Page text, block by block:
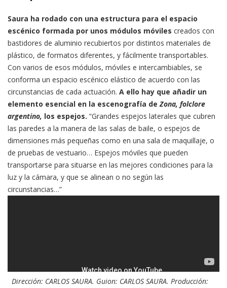
Saura ha rodado con una estructura para el espacio
escénico formada por unos módulos móviles creados con
bastidores de aluminio recubiertos por distintos materiales de
plástico, de formatos diferentes, y fácilmente transportables.
Con varios de esos módulos, móviles e intercambiables, se
conforma un espacio escénico elástico de acuerdo con las
circunstancias de cada actuación. A ello hay que añadir un
elemento esencial en la escenografía deZona, folclore
argentino, los espejos. “Grandes espejos laterales que cubren
las paredes a la manera de las salas de baile, o espejos de
dimensiones más pequeñas como en una sala de maquillaje, o
de pruebas de vestuario… Espejos móviles que pueden
transportarse para situarse en las mejores condiciones para la
luz y la cámara, y que se alinean o no según las
circunstancias…”
Dirección: CARLOS SAURA. Guion: CARLOS SAURA. Producción: